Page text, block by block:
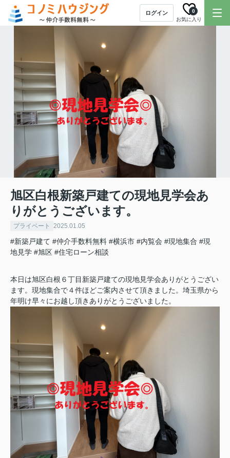
ログイン
お気に入り
0
旭区白根新築戸建ての現地見学会あ
りがとうございます。
プライベート 2025.01.05
#新築戸建て #仲介手数料無料 #横浜市 #内覧会 #現地集合 #現
地見学 #旭区 #住宅ローン相談
本日は旭区白根６丁目新築戸建ての現地見学会ありがとうござい
ます。現地集合で４件ほどご案内させて頂きました。埼玉県から
年明け早々にお越し頂きありがとうございました。